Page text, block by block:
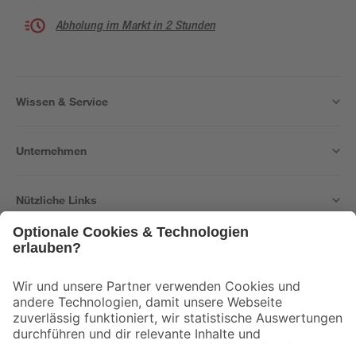
Abholung im Markt in 2 Stunden
Wissen & Service
Unternehmen
Nützliche Links
Der toom Newsletter: Keine Angebote und Aktionen mehr verpassen!
Zur Newsletter Anmeldung